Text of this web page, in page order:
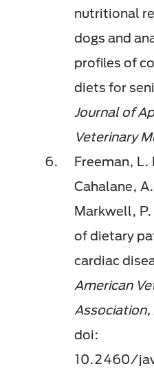
nutritional
dogs and
profiles of
diets for
Journal of
Veterinary
Freeman, L.
Cahalane,
Markwell,
of dietary
cardiac
American
doi:
10.2460/